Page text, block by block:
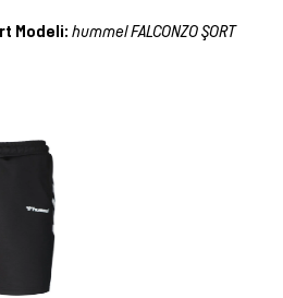
Modeli: hummel FALCONZO ŞORT